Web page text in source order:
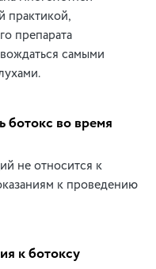
практикой,
препарата
самыми
во время
не относится к
к проведению
к ботоксу